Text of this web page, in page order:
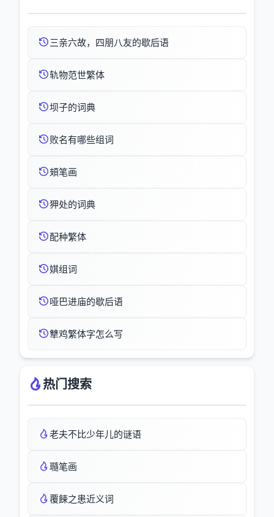
三亲六故，四朋八友的歇后语
轨物范世繁体
坝子的词典
败名有哪些组词
頍笔画
狎处的词典
配种繁体
娸组词
哑巴进庙的歇后语
犨鸡繁体字怎么写
热门搜索
老夫不比少年儿的谜语
瓍笔画
覆餗之患近义词